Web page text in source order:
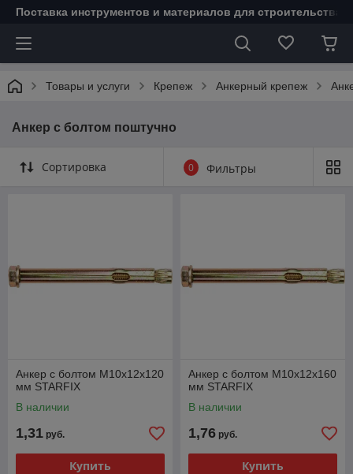
Поставка инструментов и материалов для строительства
Товары и услуги Крепеж Анкерный крепеж
Анкер с болтом поштучно
Сортировка 0 Фильтры
Анкер с болтом М10х12х120
мм STARFIX
В наличии
1,31 руб.
Купить
Анкер с болтом М10х12х160
мм STARFIX
В наличии
1,76 руб.
Купить